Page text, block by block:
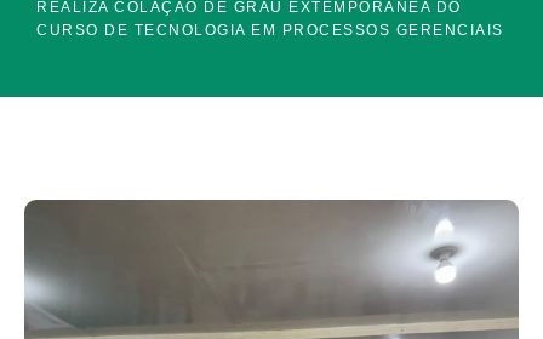
REALIZA COLAÇÃO DE GRAU EXTEMPORÂNEA DO
CURSO DE TECNOLOGIA EM PROCESSOS GERENCIAIS